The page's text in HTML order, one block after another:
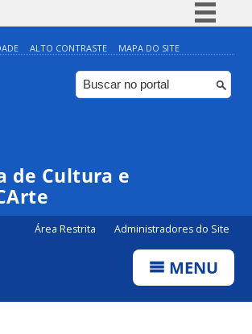
Simplifique!
Comunica BR
Participe
ALTO CONTRASTE MAPA DO SITE
de Cultura e
Área Restrita Administradores do Site
MENU